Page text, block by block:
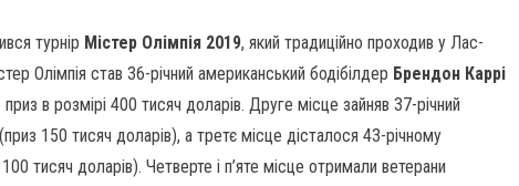
турнір Містер Олімпія 2019, який традиційно проходив у Лас-
Олімпія став 36-річний американський бодібілдер Брендон Каррі
в розмірі 400 тисяч доларів. Друге місце зайняв 37-річний
(приз 150 тисяч доларів), а третє місце дісталося 43-річному
тисяч доларів). Четверте і п’яте місце отримали ветерани